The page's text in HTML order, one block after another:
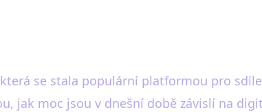
se stala populární platformou pro
jak moc jsou v dnešní době závislí na